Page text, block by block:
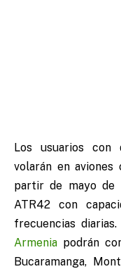
Los usuarios con
volarán en
partir de mayo de
ATR42 con
frecuencias
Armenia podrán
Bucaramanga,